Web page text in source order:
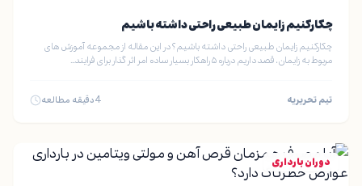
چکارکنیم زایمان طبیعی راحتی داشته باشیم
چکارکنیم زایمان طبیعی راحتی داشته باشیم؟ در این مقاله از مجموعه آموزش های
مربوط به زایمان، قصد داریم درباره ۵ راهکار بسیار ساده امر اثر گذار برای فرایند…
تیم تحریریه 4دقیقه مطالعه
دوران بارداری